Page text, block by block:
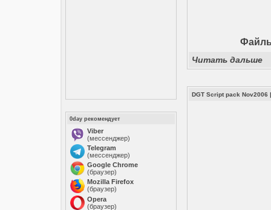
0day рекомендует
Viber
(мессенджер)
Telegram
(мессенджер)
Google Chrome
(браузер)
Mozilla Firefox
(браузер)
Opera
(браузер)
Читать дальше
DGT Script pack Nov2006